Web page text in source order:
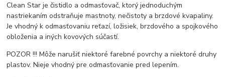
Clean Star je čistidlo a odmasťovač, ktorý jednoduchým
nastriekaním odstraňuje mastnoty, nečistoty a brzdové kvapaliny.
Je vhodný k odmasťovaniu reťazí, ložisiek, brzdového a spojkového
obloženia a iných kovových súčastí.
POZOR !!! Môže narušiť niektoré farebné povrchy a niektoré druhy
plastov. Nieje vhodný pre odmasťovanie pred lepením.